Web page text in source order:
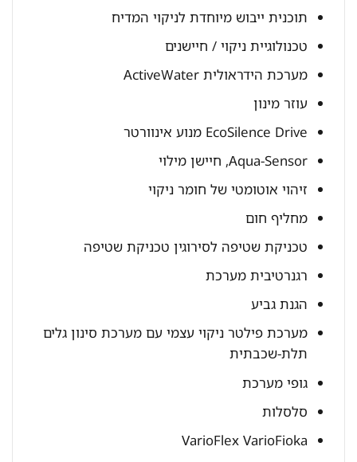
תוכנית ייבוש מיוחדת לניקוי המדיח
טכנולוגיית ניקוי / חיישנים
מערכת הידראולית ActiveWater
עוזר מינון
EcoSilence Drive מנוע אינוורטר
Aqua-Sensor, חיישן מילוי
זיהוי אוטומטי של חומר ניקוי
מחליף חום
טכניקת שטיפה לסירוגין טכניקת שטיפה
רגנרטיבית מערכת
הגנת גביע
מערכת פילטר ניקוי עצמי עם מערכת סינון גלים
תלת-שכבתית
גופי מערכת
סלסלות
VarioFlex VarioFioka